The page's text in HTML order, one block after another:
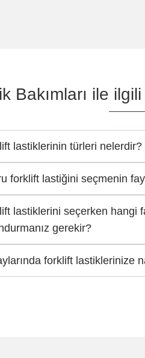
Bakımları ile
lastiklerinin türleri nelerdir?
forklift lastiğini seçmenin
lastiklerini seçerken hangi
gerekir?
forklift lastiklerinize